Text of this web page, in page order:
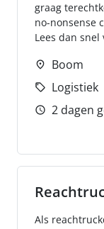
graag
no-nonsense
Lees dan snel
Boom
Logistiek
2 dagen
Als